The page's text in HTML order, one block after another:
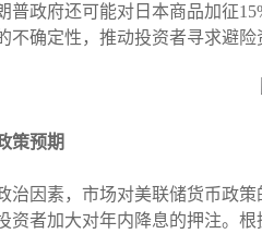
普政府还可能对日本商品加征
不确定性，推动投资者寻求避险
策预期
治因素，市场对美联储货币政
资者加大对年内降息的押注。